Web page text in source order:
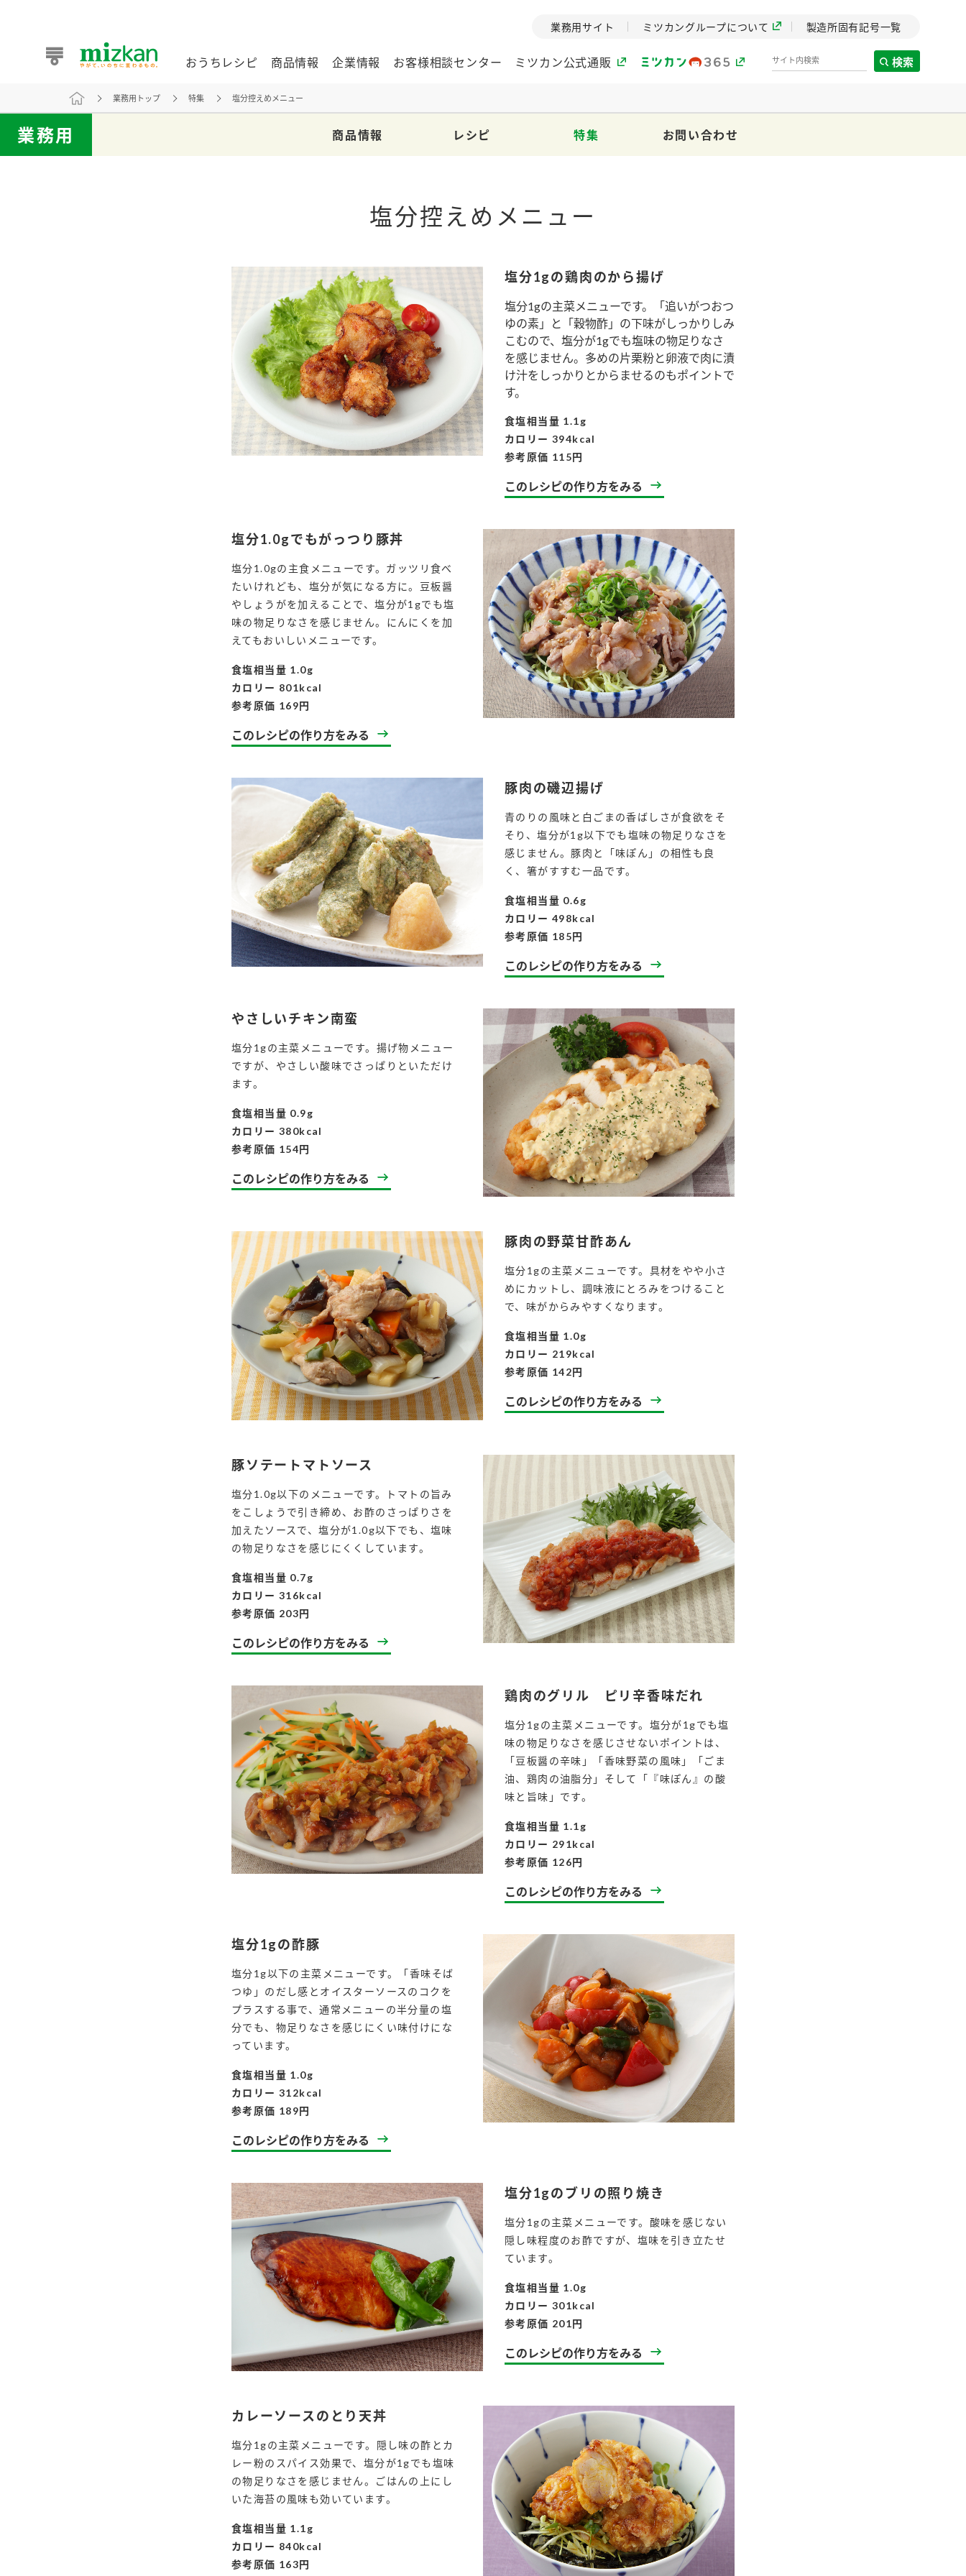
ミツカングループについて
おうちレシピ
おうちレシピ
商品情報
商品情報 トップ
酢 調味酢
スープ クイック調味料
Fibee（ファイビ
ー）
くらしプラ酢 カンタン酢 お酢ドリンク
お酢を知ろう！ すしラボ ぽん酢サワー
企業情報
企業情報 トップ
ミツカングループの企
業理念をご紹介しま
す。
ツカンの変革と挑戦の
ミツカンの環境への取
り組みをご紹介しま
す。
水の文化センター
1999年設立。「水」を
テーマとした社会貢献
活動を行っていまし
た。
MIM（ミツカンミュ
ミツカンの酢づくりの
歴史などが学べる体験
型博物館です。
楽しく学べるパビリオ
ンです。
お客様相談センター
お客様相談センター トップ
ミツカン公式通販
ミツカン公式通販
業務用サイト ミツカングループについて 製造所固有記号一覧
検索
業務用トップ 特集 塩分控えめメニュー
業務用 商品情報 レシピ 特集 お問い合わせ
塩分控えめメニュー
塩分1gの鶏肉のから揚げ
塩分1gの主菜メニューです。「追いがつおつ
ゆの素」と「穀物酢」の下味がしっかりしみ
こむので、塩分が1gでも塩味の物足りなさ
を感じません。多めの片栗粉と卵液で肉に漬
け汁をしっかりとからませるのもポイントで
す。
食塩相当量 1.1g
カロリー 394kcal
参考原価 115円
このレシピの作り方をみる
塩分1.0gでもがっつり豚丼
塩分1.0gの主食メニューです。ガッツリ食べ
たいけれども、塩分が気になる方に。豆板醤
やしょうがを加えることで、塩分が1gでも塩
味の物足りなさを感じません。にんにくを加
えてもおいしいメニューです。
食塩相当量 1.0g
カロリー 801kcal
参考原価 169円
このレシピの作り方をみる
豚肉の磯辺揚げ
青のりの風味と白ごまの香ばしさが食欲をそ
そり、塩分が1g以下でも塩味の物足りなさを
感じません。豚肉と「味ぽん」の相性も良
く、箸がすすむ一品です。
食塩相当量 0.6g
カロリー 498kcal
参考原価 185円
このレシピの作り方をみる
やさしいチキン南蛮
塩分1gの主菜メニューです。揚げ物メニュー
ですが、やさしい酸味でさっぱりといただけ
ます。
食塩相当量 0.9g
カロリー 380kcal
参考原価 154円
このレシピの作り方をみる
豚肉の野菜甘酢あん
塩分1gの主菜メニューです。具材をやや小さ
めにカットし、調味液にとろみをつけること
で、味がからみやすくなります。
食塩相当量 1.0g
カロリー 219kcal
参考原価 142円
このレシピの作り方をみる
豚ソテートマトソース
塩分1.0g以下のメニューです。トマトの旨み
をこしょうで引き締め、お酢のさっぱりさを
加えたソースで、塩分が1.0g以下でも、塩味
の物足りなさを感じにくくしています。
食塩相当量 0.7g
カロリー 316kcal
参考原価 203円
このレシピの作り方をみる
鶏肉のグリル ピリ辛香味だれ
塩分1gの主菜メニューです。塩分が1gでも塩
味の物足りなさを感じさせないポイントは、
「豆板醤の辛味」「香味野菜の風味」「ごま
油、鶏肉の油脂分」そして「『味ぽん』の酸
味と旨味」です。
食塩相当量 1.1g
カロリー 291kcal
参考原価 126円
このレシピの作り方をみる
塩分1gの酢豚
塩分1g以下の主菜メニューです。「香味そば
つゆ」のだし感とオイスターソースのコクを
プラスする事で、通常メニューの半分量の塩
分でも、物足りなさを感じにくい味付けにな
っています。
食塩相当量 1.0g
カロリー 312kcal
参考原価 189円
このレシピの作り方をみる
塩分1gのブリの照り焼き
塩分1gの主菜メニューです。酸味を感じない
隠し味程度のお酢ですが、塩味を引き立たせ
ています。
食塩相当量 1.0g
カロリー 301kcal
参考原価 201円
このレシピの作り方をみる
カレーソースのとり天丼
塩分1gの主菜メニューです。隠し味の酢とカ
レー粉のスパイス効果で、塩分が1gでも塩味
の物足りなさを感じません。ごはんの上にし
いた海苔の風味も効いています。
食塩相当量 1.1g
カロリー 840kcal
参考原価 163円